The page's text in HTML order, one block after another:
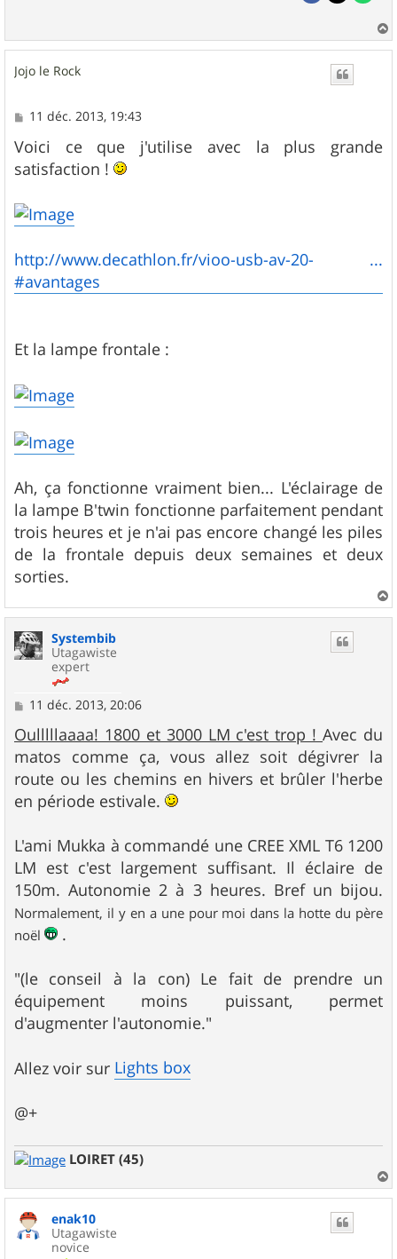
a
Jojo le Rock
M
s
s
a
e
11 déc. 2013, 19:43
Voici ce que j'utilise avec la plus grande
satisfaction !
http://www.decathlon.fr/vioo-usb-av-20- ...
#avantages
Et la lampe frontale :
Ah, ça fonctionne vraiment bien... L'éclairage de
la lampe B'twin fonctionne parfaitement pendant
trois heures et je n'ai pas encore changé les piles
de la frontale depuis deux semaines et deux
sorties.
a
Systembib
Utagawiste
expert
M
s
s
a
g
e
11 déc. 2013, 20:06
Oulllllaaaa! 1800 et 3000 LM c'est trop !Avec du
matos comme ça, vous allez soit dégivrer la
route ou les chemins en hivers et brûler l'herbe
en période estivale.
L'ami Mukka à commandé une CREE XML T6 1200
LM est c'est largement suffisant. Il éclaire de
150m. Autonomie 2 à 3 heures. Bref un bijou.
Normalement, il y en a une pour moi dans la hotte du père
noël
.
"(le conseil à la con) Le fait de prendre un
équipement moins puissant, permet
d'augmenter l'autonomie."
Allez voir sur Lights box
@+
LOIRET (45)
a
u
enak10
Utagawiste
novice